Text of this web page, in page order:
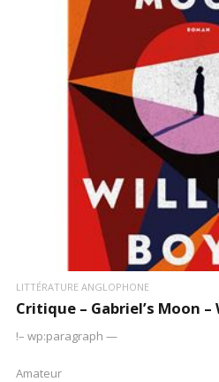
LIRE LA
LITTÉRATURE ANGLOPHONE
Critique – Gabriel’s Moon –
!– wp:paragraph —
Amateur